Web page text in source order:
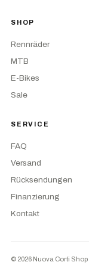
SHOP
Rennräder
MTB
E-Bikes
Sale
SERVICE
FAQ
Versand
Rücksendungen
Finanzierung
Kontakt
© 2026 Nuova Corti